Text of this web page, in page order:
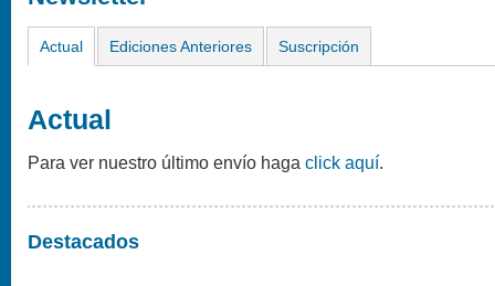
Actual Ediciones Anteriores Suscripción
Actual
Para ver nuestro último envío haga click aquí.
Destacados